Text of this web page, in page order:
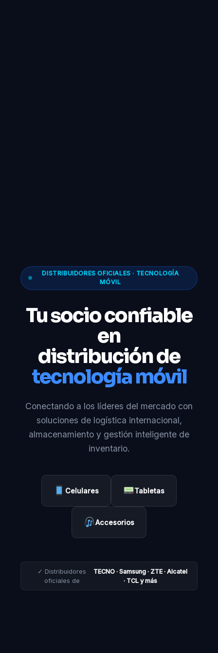
DISTRIBUIDORES OFICIALES · TECNOLOGÍA
MÓVIL
Tu socio confiable
en
distribución de
tecnología móvil
Conectando a los líderes del mercado con
soluciones de logística internacional,
almacenamiento y gestión inteligente de
inventario.
Celulares Tabletas
Accesorios
✓ Distribuidores
oficiales de
TECNO · Samsung · ZTE · Alcatel
· TCL y más